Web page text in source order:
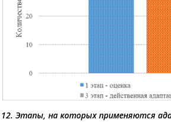
12. Этапы, на которых применяются